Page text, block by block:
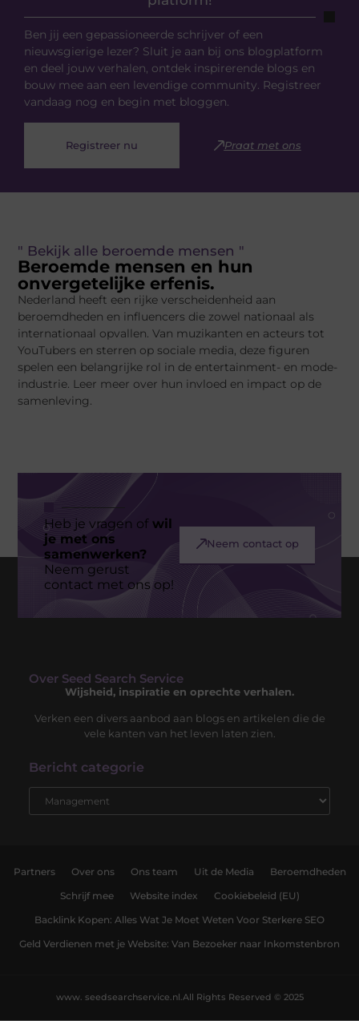
Ben jij een gepassioneerde schrijver of een
nieuwsgierige lezer? Sluit je aan bij ons blogplatform
en deel jouw verhalen, ontdek inspirerende blogs en
bouw mee aan een levendige community. Registreer
vandaag nog en begin met bloggen.
Registreer nu Praat met ons
" Bekijk alle beroemde mensen "
Beroemde mensen en hun
onvergetelijke erfenis.
Nederland heeft een rijke verscheidenheid aan
beroemdheden en influencers die zowel nationaal als
internationaal opvallen. Van muzikanten en acteurs tot
YouTubers en sterren op sociale media, deze figuren
spelen een belangrijke rol in de entertainment- en mode-
industrie. Leer meer over hun invloed en impact op de
samenleving.
Heb je vragen ofwil
je met ons
samenwerken?
Neem gerust
contact met ons op!
Neem contact op
Over Seed Search Service
Wijsheid, inspiratie en oprechte verhalen.
Verken een divers aanbod aan blogs en artikelen die de
vele kanten van het leven laten zien.
Bericht categorie
Partners Over ons Ons team Uit de Media Beroemdheden
Schrijf mee Website index Cookiebeleid (EU)
Backlink Kopen: Alles Wat Je Moet Weten Voor Sterkere SEO
Geld Verdienen met je Website: Van Bezoeker naar Inkomstenbron
All Rights Reserved © 2025
www. seedsearchservice.nl.